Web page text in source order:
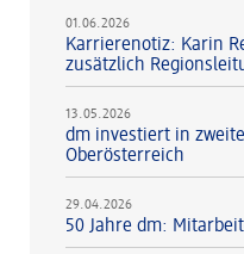
01.06.2026
Karrierenotiz: Karin
zusätzlich
13.05.2026
dm investiert in
Oberösterreich
29.04.2026
50 Jahre dm: